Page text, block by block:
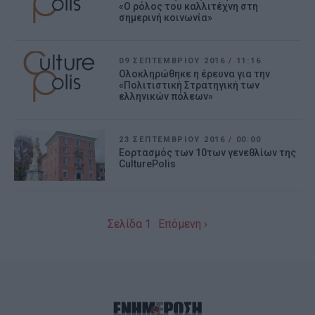
«Ο ρόλος του καλλιτέχνη στη
σημερινή κοινωνία»
09 ΣΕΠΤΕΜΒΡΊΟΥ 2016/ 11:16
Ολοκληρώθηκε η έρευνα για την
«Πολιτιστική Στρατηγική των
ελληνικών πόλεων»
23 ΣΕΠΤΕΜΒΡΊΟΥ 2016/ 00:00
Εορτασμός των 10των γενεθλίων της
CulturePolis
Σελίδα 1 Επόμενη ›